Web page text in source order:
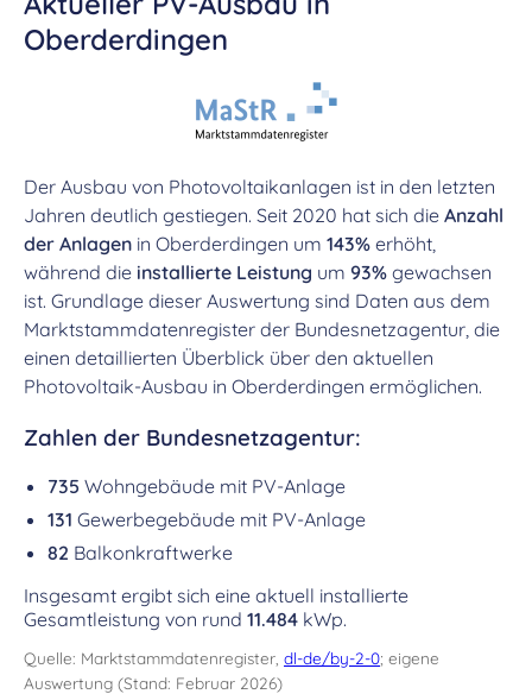
Oberderdingen
Der Ausbau von Photovoltaikanlagen ist in den letzten
Jahren deutlich gestiegen. Seit 2020 hat sich die Anzahl
der Anlagen in Oberderdingen um 143% erhöht,
während die installierte Leistung um 93% gewachsen
ist. Grundlage dieser Auswertung sind Daten aus dem
Marktstammdatenregister der Bundesnetzagentur, die
einen detaillierten Überblick über den aktuellen
Photovoltaik-Ausbau in Oberderdingen ermöglichen.
Zahlen der Bundesnetzagentur:
735 Wohngebäude mit PV-Anlage
131 Gewerbegebäude mit PV-Anlage
82 Balkonkraftwerke
Insgesamt ergibt sich eine aktuell installierte
Gesamtleistung von rund 11.484 kWp.
Quelle: Marktstammdatenregister, dl-de/by-2-0; eigene
Auswertung (Stand: Februar 2026)